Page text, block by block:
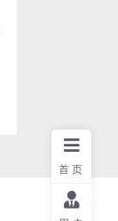
首页